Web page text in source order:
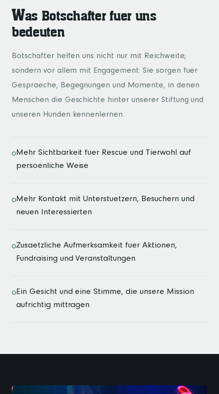
Was Botschafter fuer uns
bedeuten
Botschafter helfen uns nicht nur mit Reichweite,
sondern vor allem mit Engagement. Sie sorgen fuer
Gespraeche, Begegnungen und Momente, in denen
Menschen die Geschichte hinter unserer Stiftung und
unseren Hunden kennenlernen.
Mehr Sichtbarkeit fuer Rescue und Tierwohl auf
persoenliche Weise
Mehr Kontakt mit Unterstuetzern, Besuchern und
neuen Interessierten
Zusaetzliche Aufmerksamkeit fuer Aktionen,
Fundraising und Veranstaltungen
Ein Gesicht und eine Stimme, die unsere Mission
aufrichtig mittragen